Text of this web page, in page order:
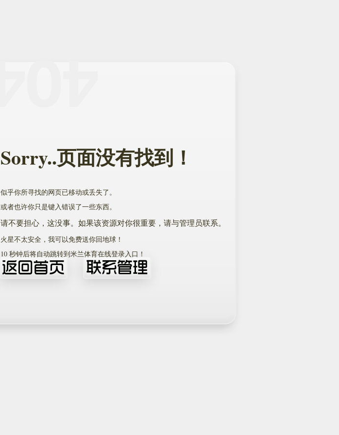
Sorry..页面没有找到！
似乎你所寻找的网页已移动或丢失了。
或者也许你只是键入错误了一些东西。
请不要担心，这没事。如果该资源对你很重要，请与管理员联系。
火星不太安全，我可以免费送你回地球！
10秒钟后将自动跳转到米兰体育在线登录入口！